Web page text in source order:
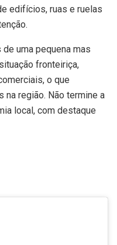
edifícios, ruas e ruelas
uma pequena mas
fronteiriça,
o que
na região. Não termine a
local, com destaque